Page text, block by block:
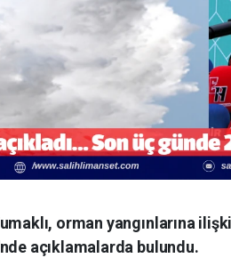
orman yangınlarına
açıklamalarda bulundu.